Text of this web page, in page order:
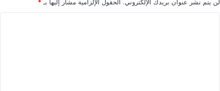
لن يتم نشر عنوان بريدك الإلكتروني. الحقول الإلزامية مشار إليها بـ *